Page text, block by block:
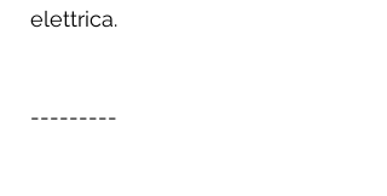
elettrica.
---------